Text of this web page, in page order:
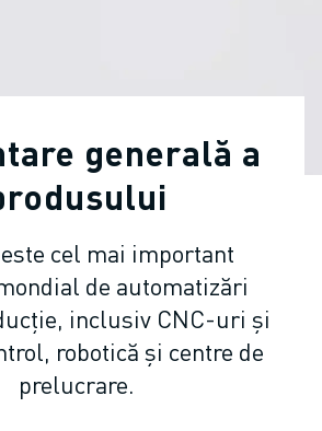
ELECTRIC
ȘI CLEANROOM
generală a
este cel mai important
de automatizări
inclusiv CNC-uri și
robotică și centre de
prelucrare.